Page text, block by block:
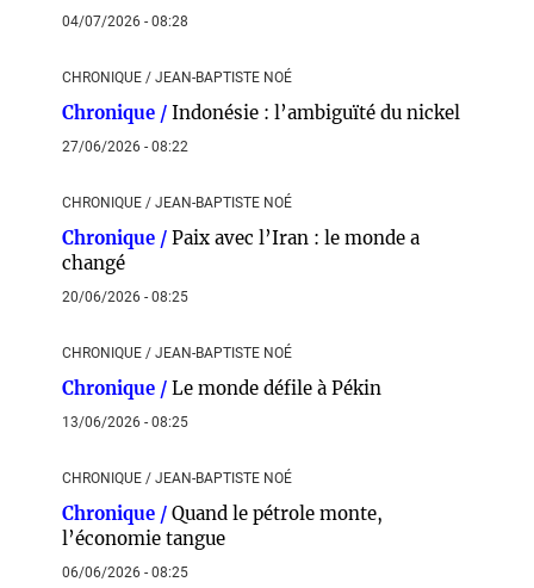
04/07/2026 - 08:28
CHRONIQUE / JEAN-BAPTISTE NOÉ
Chronique / Indonésie : l’ambiguïté du nickel
27/06/2026 - 08:22
CHRONIQUE / JEAN-BAPTISTE NOÉ
Chronique / Paix avec l’Iran : le monde a
changé
20/06/2026 - 08:25
CHRONIQUE / JEAN-BAPTISTE NOÉ
Chronique / Le monde défile à Pékin
13/06/2026 - 08:25
CHRONIQUE / JEAN-BAPTISTE NOÉ
Chronique / Quand le pétrole monte,
l’économie tangue
06/06/2026 - 08:25